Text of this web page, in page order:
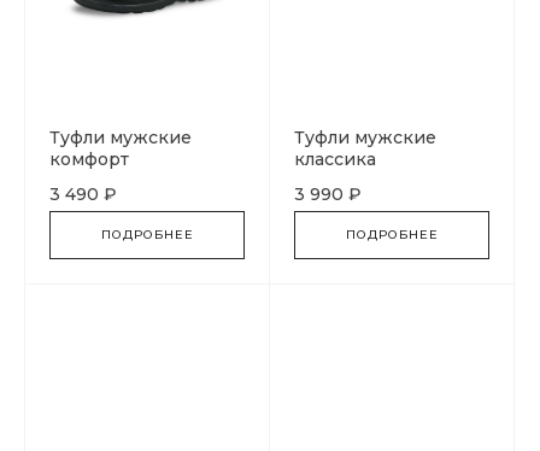
Туфли мужские
комфорт
3 490 ₽
ПОДРОБНЕЕ
Туфли мужские
классика
3 990 ₽
ПОДРОБНЕЕ